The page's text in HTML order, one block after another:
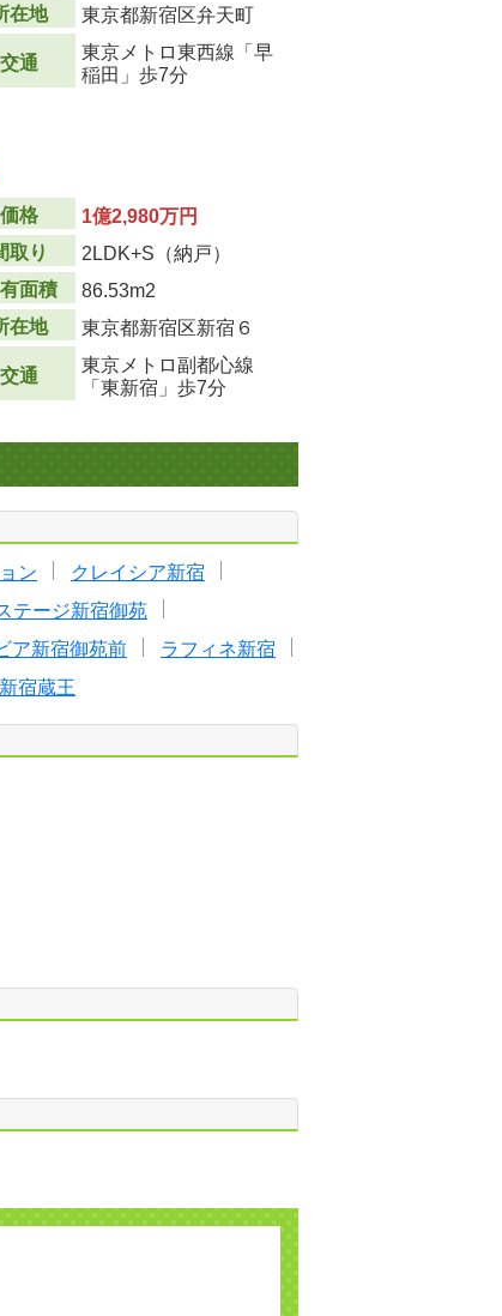
在地
東京都新宿区弁天町
交通
東京メトロ東西線「早
稲田」歩7分
価格
1億2,980万円
取り
2LDK+S（納戸）
面積
86.53m2
在地
東京都新宿区新宿６
交通
東京メトロ副都心線
「東新宿」歩7分
ン
クレイシア新宿
テージ新宿御苑
ア新宿御苑前
ラフィネ新宿
宿蔵王